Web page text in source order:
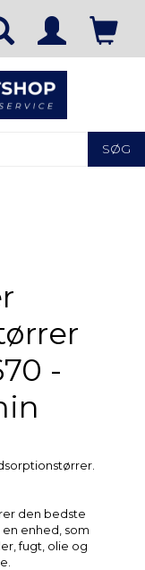
SØG
-
den bedste
enhed, som
fugt, olie og